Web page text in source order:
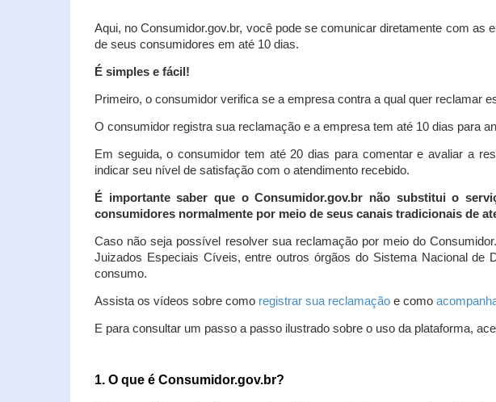
Aqui, no Consumidor.gov.br, você pode se comunicar diretamente com
de seus consumidores em até 10 dias.
É simples e fácil!
Primeiro, o consumidor verifica se a empresa contra a qual quer reclamar
O consumidor registra sua reclamação e a empresa tem até 10 dias para
Em seguida, o consumidor tem até 20 dias para comentar e avaliar a
indicar seu nível de satisfação com o atendimento recebido.
É importante saber que o Consumidor.gov.br não substitui o
consumidores normalmente por meio de seus canais tradicionais de
Caso não seja possível resolver sua reclamação por meio do
Juizados Especiais Cíveis, entre outros órgãos do Sistema Nacional de
consumo.
Assista os vídeos sobre como registrar sua reclamação e como
E para consultar um passo a passo ilustrado sobre o uso da plataforma,
1. O que é Consumidor.gov.br?